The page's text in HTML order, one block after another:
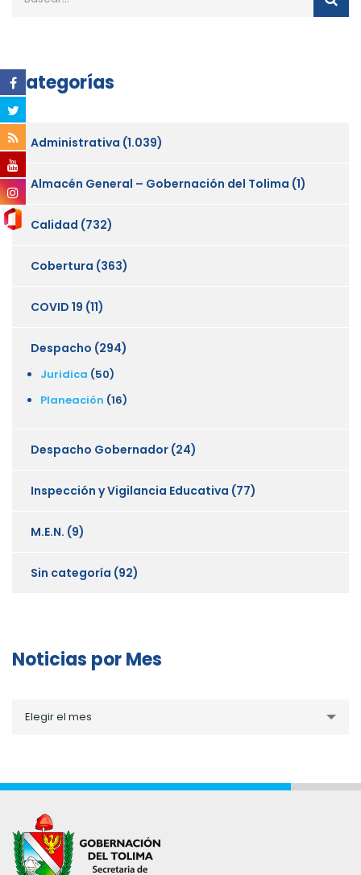
Categorías
Administrativa (1.039)
Almacén General – Gobernación del Tolima (1)
Calidad (732)
Cobertura (363)
COVID 19 (11)
Despacho (294)
Juridica (50)
Planeación (16)
Despacho Gobernador (24)
Inspección y Vigilancia Educativa (77)
M.E.N. (9)
Sin categoría (92)
Noticias por Mes
porElegir el mes